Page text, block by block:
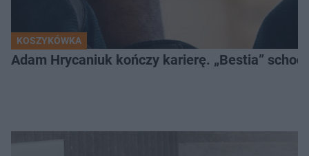
KOSZYKÓWKA
Adam Hrycaniuk kończy karierę. „Bestia”